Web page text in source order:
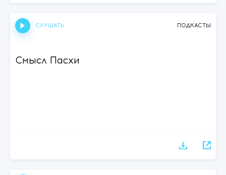
СЛУШАТЬ ПОДКАСТЫ
Смысл Пасхи